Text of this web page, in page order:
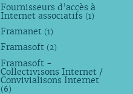
Fournisseurs d’accès à
Internet associatifs (1)
Framanet (1)
Framasoft (2)
Framasoft -
Collectivisons Internet /
Convivialisons Internet
(6)